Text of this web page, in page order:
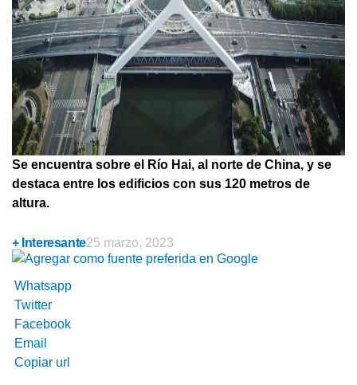
Se encuentra sobre el Río Hai, al norte de China, y se
destaca entre los edificios con sus 120 metros de
altura.
+ Interesante25 marzo, 2023
Whatsapp
Twitter
Facebook
Email
Copiar url